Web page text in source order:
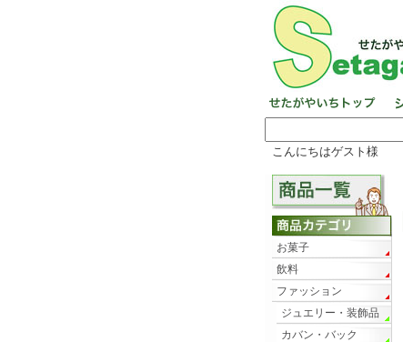
こんにちはゲスト様
お菓子
飲料
ファッション
ジュエリー・装飾品
カバン・バック